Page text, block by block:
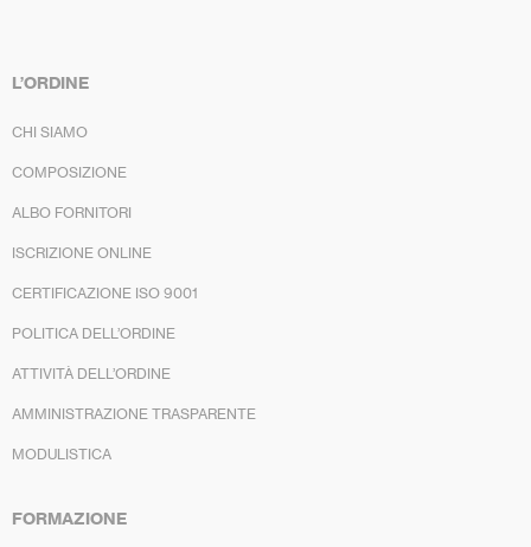
L’ORDINE
CHI SIAMO
COMPOSIZIONE
ALBO FORNITORI
ISCRIZIONE ONLINE
CERTIFICAZIONE ISO 9001
POLITICA DELL’ORDINE
ATTIVITÀ DELL’ORDINE
AMMINISTRAZIONE TRASPARENTE
MODULISTICA
FORMAZIONE